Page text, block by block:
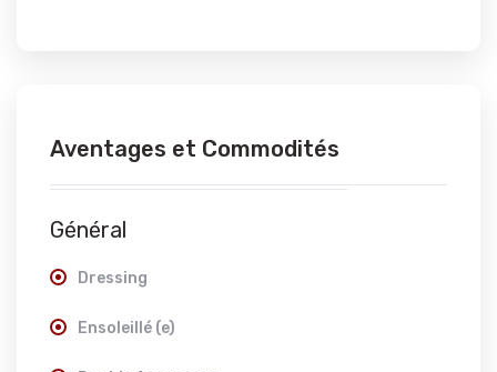
Aventages et Commodités
Général
Dressing
Ensoleillé (e)